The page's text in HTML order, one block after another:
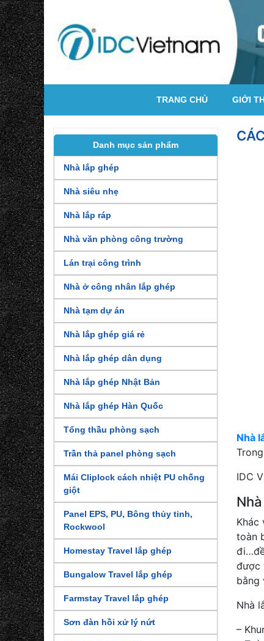
TRANG CHỦ GIỚI
Danh mục sản phẩm
Nhà lắp ghép
Nhà siêu nhẹ
Nhà lắp ráp
Nhà văn phòng công trường
Lán trại công trình
Nhà ở công nhân lắp ghép
Nhà tạm dự án
Nhà lắp ghép giá rẻ
Nhà lắp ghép dân dụng
Nhà lắp ghép Nhật Bản
Nhà lắp ghép Hàn Quốc
Tổng thầu phòng sạch
Trần thả panel phòng sạch
Mái Cliplock cách nhiệt PU chống
giột
Panel EPS, PU, Bông thủy tinh,
Rockwool
Homestay Travel lắp ghép
Bungalow Travel lắp ghép
Farmstay Travel lắp ghép
Sơn đàn hồi xử lý nứt
Nhà
IDC
Khác
toàn
được
bằng
Nhà
–